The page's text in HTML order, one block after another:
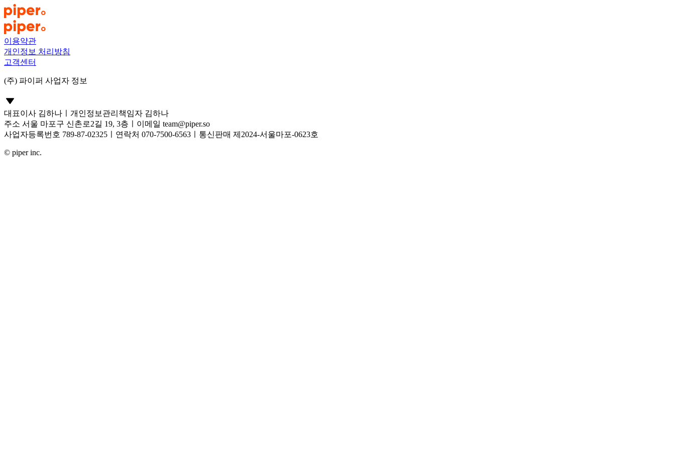
이용약관
개인정보 처리방침
고객센터
(주) 파이퍼 사업자 정보
대표이사 김하나
개인정보관리책임자 김하나
주소 서울 마포구 신촌로2길 19, 3층
이메일 team@piper.so
사업자등록번호 789-87-02325
연락처 070-7500-6563 통신판매 제2024-서울마포-0623호
© piper inc.